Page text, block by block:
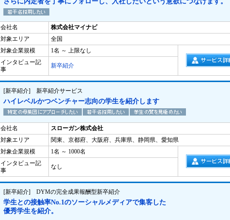
会社名
株式会社マイナビ
対象エリア
全国
対象企業規模
1名 ～ 上限なし
インタビュー記
事
新卒紹介
[新卒紹介] 新卒紹介サービス
ハイレベルかつベンチャー志向の学生を紹介します
会社名
スローガン株式会社
対象エリア
関東、京都府、大阪府、兵庫県、静岡県、愛知県
対象企業規模
1名 ～ 1000名
インタビュー記
事
なし
[新卒紹介] DYMの完全成果報酬型新卒紹介
学生との接触率No.1のソーシャルメディアで集客した
優秀学生を紹介。